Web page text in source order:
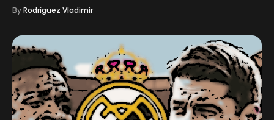
ByRodríguez Vladimir